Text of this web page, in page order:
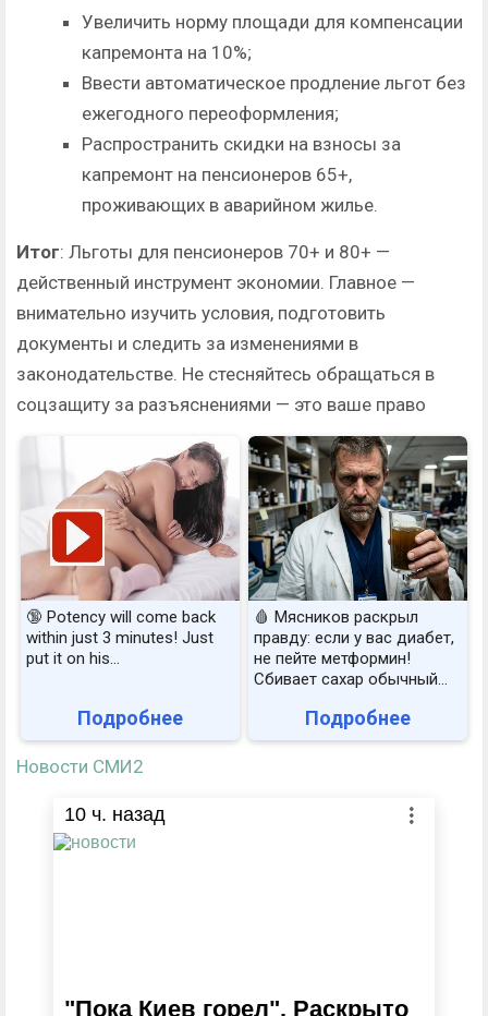
Увеличить норму площади для компенсации
капремонта на 10%;
Ввести автоматическое продление льгот без
ежегодного переоформления;
Распространить скидки на взносы за
капремонт на пенсионеров 65+,
проживающих в аварийном жилье.
Итог: Льготы для пенсионеров 70+ и 80+ —
действенный инструмент экономии. Главное —
внимательно изучить условия, подготовить
документы и следить за изменениями в
законодательстве. Не стесняйтесь обращаться в
соцзащиту за разъяснениями — это ваше право
🔞 Potency will come back
within just 3 minutes! Just
put it on his…
Подробнее
🩸 Мясников раскрыл
правду: если у вас диабет,
не пейте метформин!
Сбивает сахар обычный...
Подробнее
Новости СМИ2
10 ч. назад
"Пока Киев горел". Раскрыто